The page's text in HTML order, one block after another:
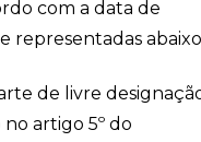
com a data de
representadas
de livre
artigo 5º do